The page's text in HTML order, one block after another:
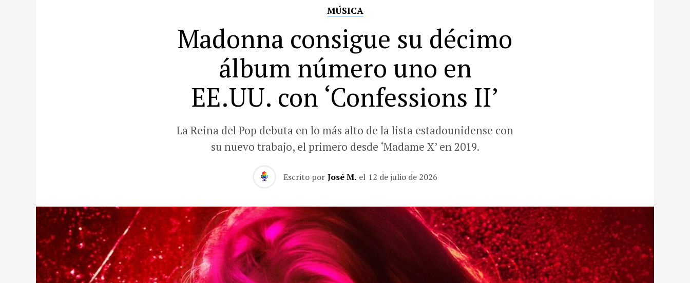
MÚSICA
Madonna consigue su décimo
álbum número uno en
EE.UU. con ‘Confessions II’
La Reina del Pop debuta en lo más alto de la lista estadounidense con
su nuevo trabajo, el primero desde ‘Madame X’ en 2019.
Escrito por José M. el 12 de julio de 2026